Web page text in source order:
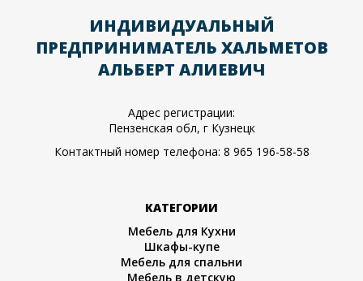
ИНДИВИДУАЛЬНЫЙ
ПРЕДПРИНИМАТЕЛЬ ХАЛЬМЕТОВ
АЛЬБЕРТ АЛИЕВИЧ
Адрес регистрации:
Пензенская обл, г Кузнецк
Контактный номер телефона: 8 965 196-58-58
КАТЕГОРИИ
Мебель для Кухни
Шкафы-купе
Мебель для спальни
Мебель в детскую